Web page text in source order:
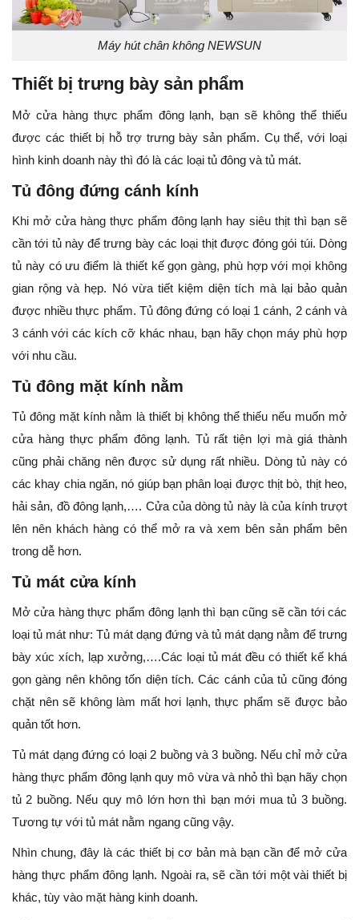
Máy hút chân không NEWSUN
Thiết bị trưng bày sản phẩm
Mở cửa hàng thực phẩm đông lạnh, bạn sẽ không thể thiếu
được các thiết bị hỗ trợ trưng bày sản phẩm. Cụ thể, với loại
hình kinh doanh này thì đó là các loại tủ đông và tủ mát.
Tủ đông đứng cánh kính
Khi mở cửa hàng thực phẩm đông lạnh hay siêu thịt thì bạn sẽ
cần tới tủ này để trưng bày các loại thịt được đóng gói túi. Dòng
tủ này có ưu điểm là thiết kế gọn gàng, phù hợp với mọi không
gian rộng và hẹp. Nó vừa tiết kiệm diện tích mà lại bảo quản
được nhiều thực phẩm. Tủ đông đứng có loại 1 cánh, 2 cánh và
3 cánh với các kích cỡ khác nhau, bạn hãy chọn máy phù hợp
với nhu cầu.
Tủ đông mặt kính nằm
Tủ đông mặt kính nằm là thiết bị không thể thiếu nếu muốn mở
cửa hàng thực phẩm đông lạnh. Tủ rất tiện lợi mà giá thành
cũng phải chăng nên được sử dụng rất nhiều. Dòng tủ này có
các khay chia ngăn, nó giúp bạn phân loại được thịt bò, thịt heo,
hải sản, đồ đông lạnh,…. Cửa của dòng tủ này là của kính trượt
lên nên khách hàng có thể mở ra và xem bên sản phẩm bên
trong dễ hơn.
Tủ mát cửa kính
Mở cửa hàng thực phẩm đông lạnh thì bạn cũng sẽ cần tới các
loại tủ mát như: Tủ mát dạng đứng và tủ mát dạng nằm để trưng
bày xúc xích, lạp xưởng,….Các loại tủ mát đều có thiết kế khá
gọn gàng nên không tốn diện tích. Các cánh của tủ cũng đóng
chặt nên sẽ không làm mất hơi lạnh, thực phẩm sẽ được bảo
quản tốt hơn.
Tủ mát dạng đứng có loại 2 buồng và 3 buồng. Nếu chỉ mở cửa
hàng thực phẩm đông lạnh quy mô vừa và nhỏ thì bạn hãy chọn
tủ 2 buồng. Nếu quy mô lớn hơn thì bạn mới mua tủ 3 buồng.
Tương tự với tủ mát nằm ngang cũng vậy.
Nhìn chung, đây là các thiết bị cơ bản mà bạn cần để mở cửa
hàng thực phẩm đông lạnh. Ngoài ra, sẽ cần tới một vài thiết bị
khác, tùy vào mặt hàng kinh doanh.